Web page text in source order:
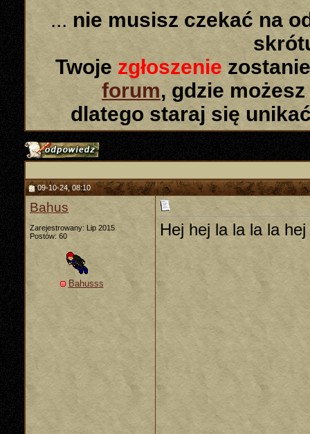
... nie musisz czekać na
Twoje zgłoszenie
forum, gdzie
dlatego staraj się
09-10-24, 08:10
Bahus
Zarejestrowany: Lip 2015
Postów: 60
Bahusss
Hej hej la la la la